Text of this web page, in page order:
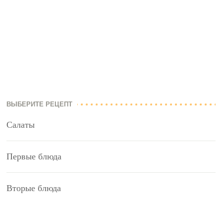
ВЫБЕРИТЕ РЕЦЕПТ
Салаты
Первые блюда
Вторые блюда